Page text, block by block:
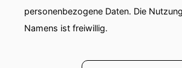
personenbezogene Daten. Die
Namens ist freiwillig.